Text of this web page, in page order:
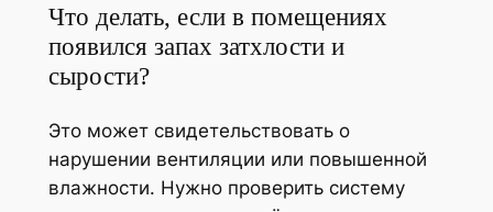
Что делать, если в помещениях
появился запах затхлости и
сырости?
Это может свидетельствовать о
нарушении вентиляции или повышенной
влажности. Нужно проверить систему